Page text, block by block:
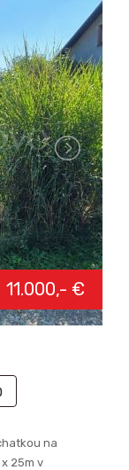
11.000,- €
na
25m v